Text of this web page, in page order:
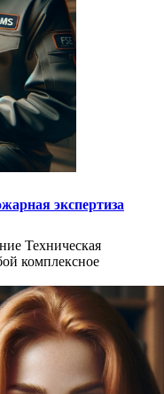
экспертиза
Техническая
комплексное